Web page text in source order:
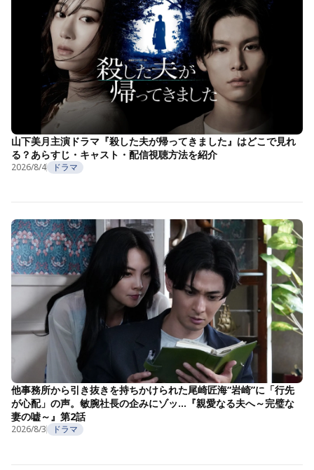
山下美月主演ドラマ『殺した夫が帰ってきました』はどこで見れ
る？あらすじ・キャスト・配信視聴方法を紹介
2026/8/4 ドラマ
他事務所から引き抜きを持ちかけられた尾崎匠海“岩崎”に「行先
が心配」の声。敏腕社長の企みにゾッ…『親愛なる夫へ～完璧な
妻の嘘～』第2話
2026/8/3 ドラマ